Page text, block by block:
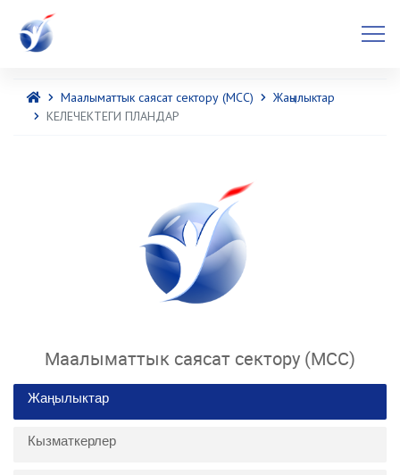
Маалыматтык саясат сектору (МСС)
Жаңылыктар
КЕЛЕЧЕКТЕГИ ПЛАНДАР
Маалыматтык саясат сектору (МСС)
Жаңылыктар
Кызматкерлер